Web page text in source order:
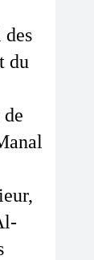
du